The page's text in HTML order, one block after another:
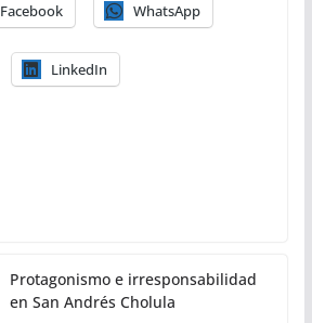
Facebook WhatsApp
LinkedIn
Protagonismo e irresponsabilidad
en San Andrés Cholula